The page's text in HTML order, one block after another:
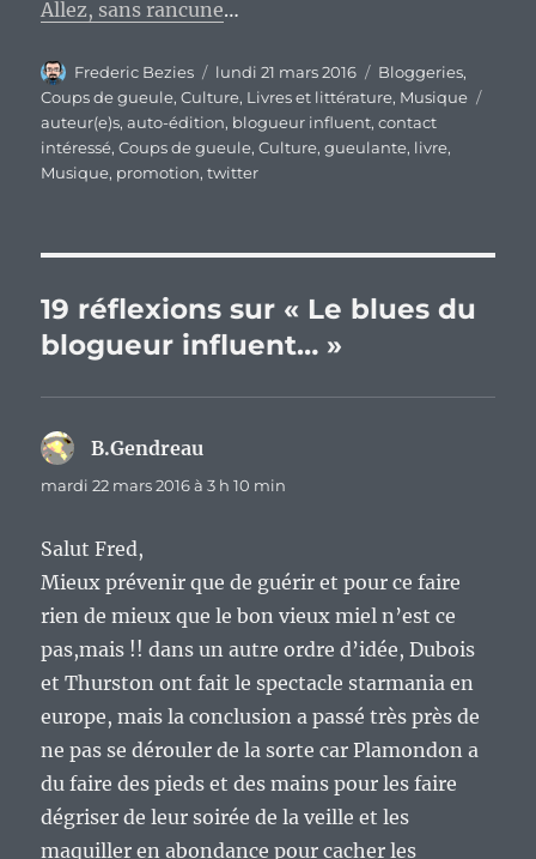
Allez, sans rancune…
Auteur
Frederic Bezies
Publié
le
lundi 21 mars 2016 Catégories
Bloggeries,
Coups de gueule,Culture, Livres et littérature, Musique
auteur(e)s,auto-édition, blogueur influent,contact
intéressé,Coups de gueule,Culture,gueulante, livre,
Musique, promotion,twitter
19 réflexions sur « Le blues du
blogueur influent… »
B.Gendreau
mardi 22 mars 2016 à 3 h 10 min
Salut Fred,
Mieux prévenir que de guérir et pour ce faire
rien de mieux que le bon vieux miel n’est ce
pas,mais !! dans un autre ordre d’idée, Dubois
et Thurston ont fait le spectacle starmania en
europe, mais la conclusion a passé très près de
ne pas se dérouler de la sorte car Plamondon a
du faire des pieds et des mains pour les faire
dégriser de leur soirée de la veille et les
maquiller en abondance pour cacher les